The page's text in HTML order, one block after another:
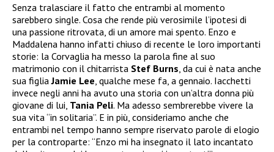
Senza tralasciare il fatto che entrambi al momento
sarebbero single. Cosa che rende più verosimile l’ipotesi di
una passione ritrovata, di un amore mai spento. Enzo e
Maddalena hanno infatti chiuso di recente le loro importanti
storie: la Corvaglia ha messo la parola fine al suo
matrimonio con il chitarrista Stef Burns , da cui è nata anche
sua figliaJamie Lee , qualche mese fa, a gennaio. Iacchetti
invece negli anni ha avuto una storia con un’altra donna più
giovane di lui, Tania Peli. Ma adesso sembrerebbe vivere la
sua vita “in solitaria”. E in più, consideriamo anche che
entrambi nel tempo hanno sempre riservato parole di elogio
per la controparte: “Enzo mi ha insegnato il lato incantato